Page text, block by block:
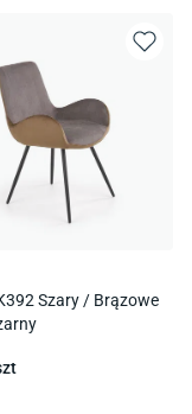
Szary / Brązowe